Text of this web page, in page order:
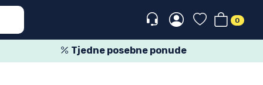
0
Tjedne posebne ponude